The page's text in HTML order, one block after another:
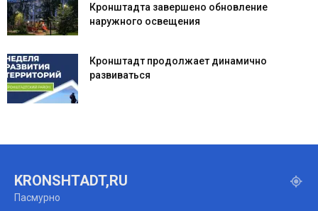
Кронштадта завершено обновление
наружного освещения
Кронштадт продолжает динамично
развиваться
KRONSHTADT,RU
Пасмурно